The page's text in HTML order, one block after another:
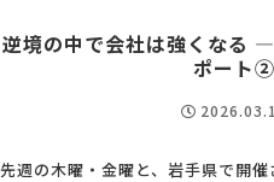
逆境の中で会社は強くなる
ポート②
先週の木曜・金曜と、岩手県で開催